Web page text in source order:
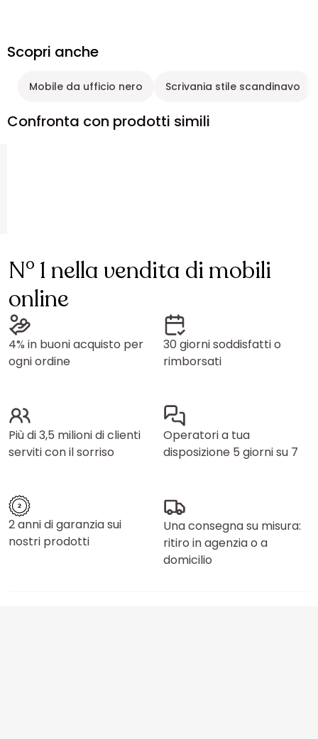
Scopri anche
Mobile da ufficio nero Scrivania stile scandinavo
Confronta con prodotti simili
N° 1 nella vendita di mobili
online
4% in buoni acquisto per
ogni ordine
30 giorni soddisfatti o
rimborsati
Più di 3,5 milioni di clienti
serviti con il sorriso
Operatori a tua
disposizione 5 giorni su 7
2 anni di garanzia sui
nostri prodotti
Una consegna su misura:
ritiro in agenzia o a
domicilio